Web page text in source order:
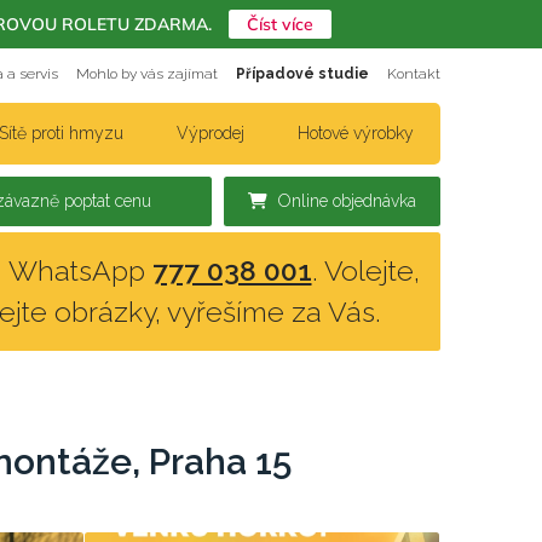
a servis Mohlo by vás zajímat Případové studie Kontakt
proti hmyzu Výprodej Hotové výrobky
Online objednávka
poptat cenu
WhatsApp 777 038 001. Volejte,
obrázky, vyřešíme za Vás.
Praha 15
ROLETU ZDARMA. Číst více